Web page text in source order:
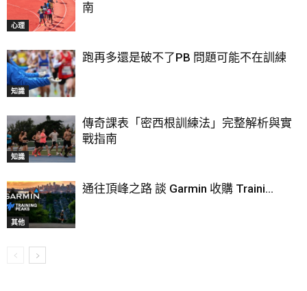
心理
南
知識
跑再多還是破不了PB 問題可能不在訓練
知識
傳奇課表「密西根訓練法」完整解析與實
戰指南
其他
通往頂峰之路 談 Garmin 收購 Traini...